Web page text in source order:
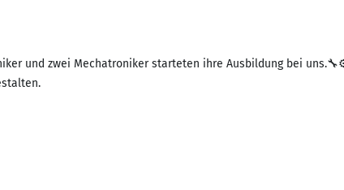
und zwei Mechatroniker starteten ihre Ausbildung bei